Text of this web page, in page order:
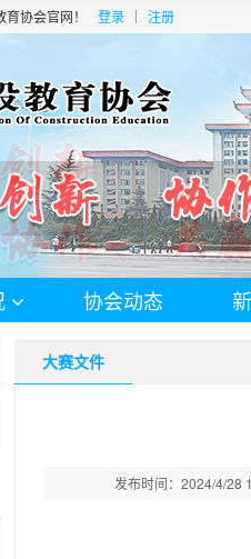
协会官网！ 登录 注册
协会动态
大赛文件
发布时间：2024/4/28